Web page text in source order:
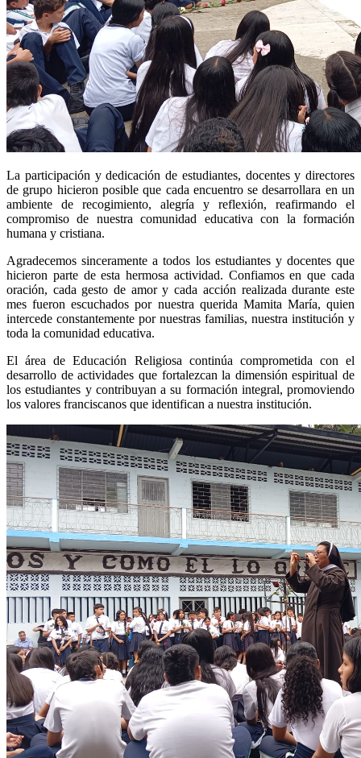
La participación y dedicación de estudiantes, docentes y directores
de grupo hicieron posible que cada encuentro se desarrollara en un
ambiente de recogimiento, alegría y reflexión, reafirmando el
compromiso de nuestra comunidad educativa con la formación
humana y cristiana.
Agradecemos sinceramente a todos los estudiantes y docentes que
hicieron parte de esta hermosa actividad. Confiamos en que cada
oración, cada gesto de amor y cada acción realizada durante este
mes fueron escuchados por nuestra querida Mamita María, quien
intercede constantemente por nuestras familias, nuestra institución y
toda la comunidad educativa.
El área de Educación Religiosa continúa comprometida con el
desarrollo de actividades que fortalezcan la dimensión espiritual de
los estudiantes y contribuyan a su formación integral, promoviendo
los valores franciscanos que identifican a nuestra institución.